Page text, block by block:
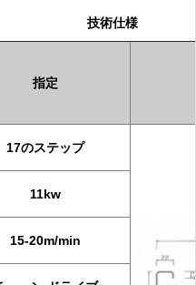
技術仕様
指定
17のステップ
11kw
15-20m/min